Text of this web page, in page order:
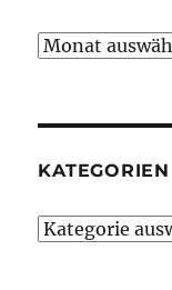
Archiv
KATEGORIEN
Kategorien